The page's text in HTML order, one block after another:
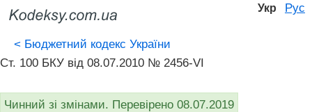
Укр Рус
< Бюджетний кодекс України
Ст. 100 БКУ від 08.07.2010 № 2456-VI
Чинний зі змінами. Перевірено 08.07.2019